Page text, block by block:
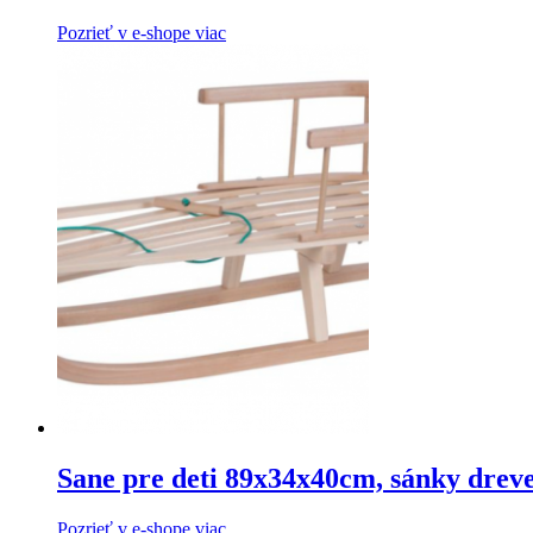
Pozrieť v e-shope viac
Sane pre deti 89x34x40cm, sánky